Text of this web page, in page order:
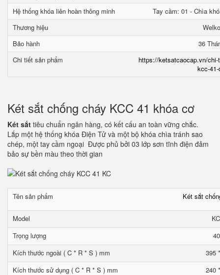
Hệ thống khóa liên hoàn thông minh
Tay cầm: 01 - Chìa
Thương hiệu
Welko
Bảo hành
36
Chi tiết sản phẩm
https://ketsatcaocap.vn/
kcc-
Két sắt chống cháy KCC 41 khóa cơ
Két sắt tiêu chuẩn ngân hàng, có kết cấu an toàn vững chắc.
Lắp một hệ thống khóa Điện Tử và một bộ khóa chìa tránh sao
chép, một tay cầm ngoại Được phủ bởi 03 lớp sơn tĩnh điện đảm
bảo sự bền màu theo thời gian
Tên sản phẩm Két sắt
Model
Trọng lượng
Kích thước ngoài ( C * R * S ) mm
395
Kích thước sử dụng ( C * R * S ) mm
240